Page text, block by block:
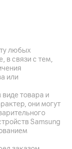
любых
в связи с тем,
или
товара и
они могут
Samsung